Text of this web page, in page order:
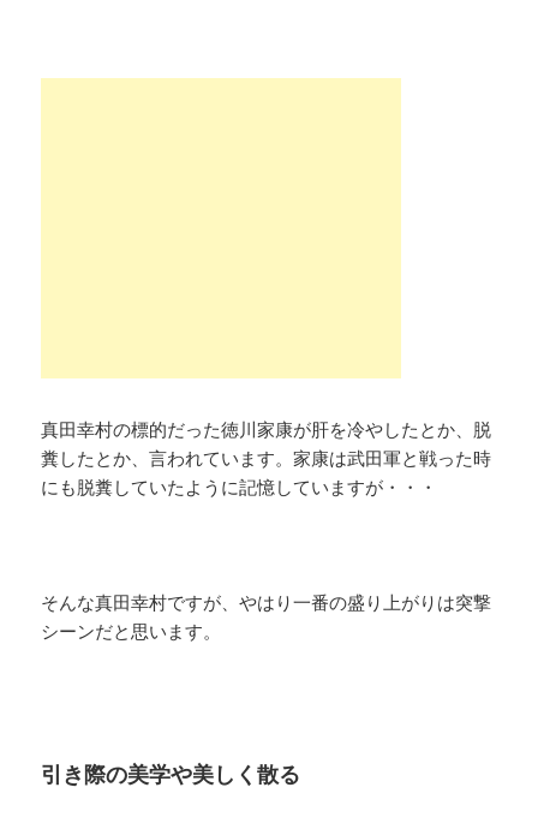
真田幸村の標的だった徳川家康が肝を冷やしたとか、脱
糞したとか、言われています。家康は武田軍と戦った時
にも脱糞していたように記憶していますが・・・
そんな真田幸村ですが、やはり一番の盛り上がりは突撃
シーンだと思います。
引き際の美学や美しく散る